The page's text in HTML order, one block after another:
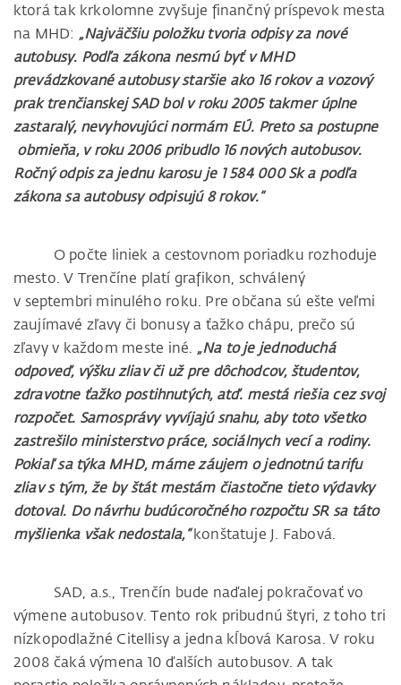
ktorá tak krkolomne zvyšuje finančný príspevok mesta
na MHD: „Najväčšiu položku tvoria odpisy za nové
autobusy. Podľa zákona nesmú byť v MHD
prevádzkované autobusy staršie ako 16 rokov a vozový
prak trenčianskej SAD bol v roku 2005 takmer úplne
zastaralý, nevyhovujúci normám EÚ. Preto sa postupne
obmieňa, v roku 2006 pribudlo 16 nových autobusov.
Ročný odpis za jednu karosu je 1 584 000 Sk a podľa
zákona sa autobusy odpisujú 8 rokov.“
O počte liniek a cestovnom poriadku rozhoduje
mesto. V Trenčíne platí grafikon, schválený
v septembri minulého roku. Pre občana sú ešte veľmi
zaujímavé zľavy či bonusy a ťažko chápu, prečo sú
zľavy v každom meste iné. „Na to je jednoduchá
odpoveď, výšku zliav či už pre dôchodcov, študentov,
zdravotne ťažko postihnutých, atď. mestá riešia cez svoj
rozpočet. Samosprávy vyvíjajú snahu, aby toto všetko
zastrešilo ministerstvo práce, sociálnych vecí a rodiny.
Pokiaľ sa týka MHD, máme záujem o jednotnú tarifu
zliav s tým, že by štát mestám čiastočne tieto výdavky
dotoval. Do návrhu budúcoročného rozpočtu SR sa táto
myšlienka však nedostala,“konštatuje J. Fabová.
SAD, a.s., Trenčín bude naďalej pokračovať vo
výmene autobusov. Tento rok pribudnú štyri, z toho tri
nízkopodlažné Citellisy a jedna kĺbová Karosa. V roku
2008 čaká výmena 10 ďalších autobusov. A tak